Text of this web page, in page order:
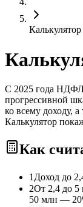
С 2025 года НДФЛ
прогрессивной
ко всему доходу,
Калькулятор
Как
1 Доход до
2От 2,4 до
50 млн —